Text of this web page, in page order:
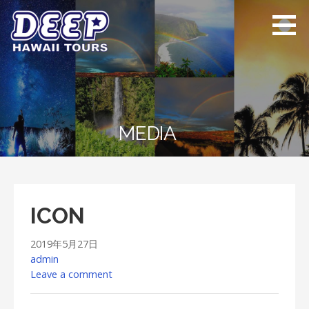
Skip
to
content
ディープ ハワイ
ツアーズ
ハワイ島のプライベー
トツアー
MEDIA
ICON
2019年5月27日
admin
Leave a comment